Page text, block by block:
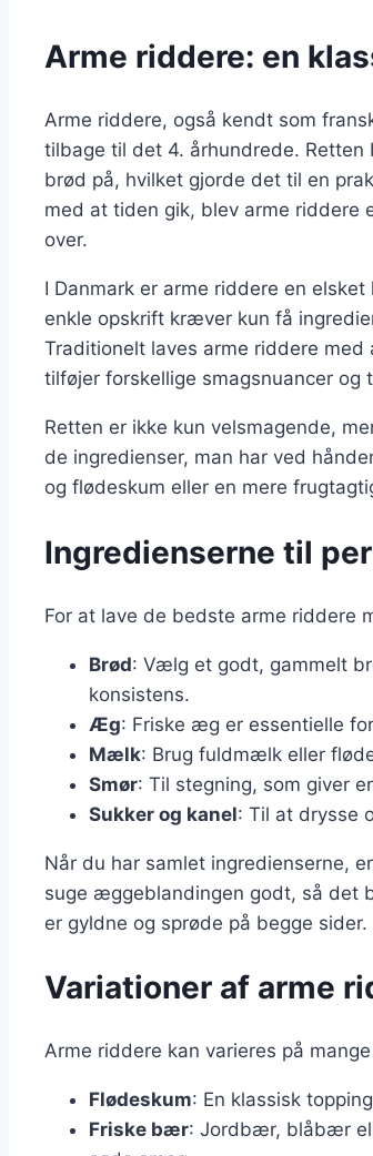
Arme riddere: en
Arme riddere, også kendt som
tilbage til det 4. århundrede.
brød på, hvilket gjorde det til en
med at tiden gik, blev arme riddere
over.
I Danmark er arme riddere en
enkle opskrift kræver kun få
Traditionelt laves arme riddere
tilføjer forskellige smagsnuancer og
Retten er ikke kun velsmagende,
de ingredienser, man har ved
og flødeskum eller en mere
Ingredienserne til
For at lave de bedste arme riddere
Brød: Vælg et godt, gammelt
konsistens.
Æg: Friske æg er essentielle
Mælk: Brug fuldmælk eller
Smør: Til stegning, som giver
Sukker og kanel: Til at drysse
Når du har samlet ingredienserne,
suge æggeblandingen godt, så det
er gyldne og sprøde på begge sider.
Variationer af arme
Arme riddere kan varieres på
Flødeskum: En klassisk
Friske bær: Jordbær, blåbær